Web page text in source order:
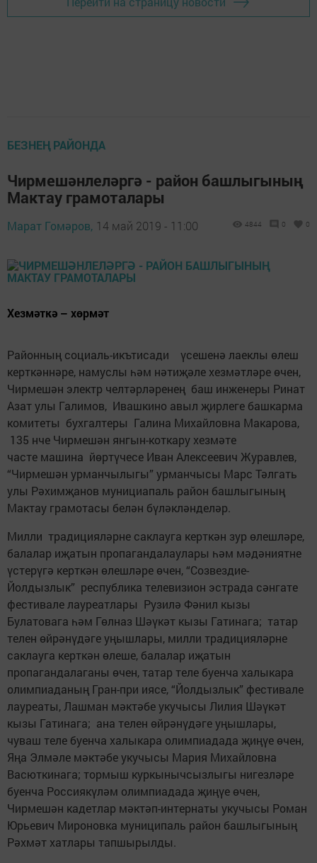
БЕЗНЕҢ РАЙОНДА
Чирмешәнлеләргә - район башлыгының
Мактау грамоталары
Марат Гомәров, 14 май 2019 - 11:00 4844 0 0
Хезмәткә – хөрмәт
Районның социаль-икътисади үсешенә лаеклы өлеш
керткәннәре, намуслы һәм нәтиҗәле хезмәтләре өчен,
Чирмешән электр челтәрләренең баш инженеры Ринат
Азат улы Галимов, Ивашкино авыл җирлеге башкарма
комитеты бухгалтеры Галина Михайловна Макарова,
135 нче Чирмешән янгын-коткару хезмәте
часте машина йөртүчесе Иван Алексеевич Журавлев,
“Чирмешән урманчылыгы” урманчысы Марс Тәлгать
улы Рәхимҗанов мунициапаль район башлыгының
Мактау грамотасы белән бүләкләнделәр.
Милли традицияләрне саклауга керткән зур өлешләре,
балалар иҗатын пропагандалаулары һәм мәдәниятне
үстерүгә керткән өлешләре өчен, “Созвездие-
Йолдызлык” республика телевизион эстрада сәнгате
фестивале лауреатлары Рузилә Фәнил кызы
Булатовага һәм Гөлназ Шәүкәт кызы Гатинага; татар
телен өйрәнүдәге уңышлары, милли традицияләрне
саклауга керткән өлеше, балалар иҗатын
пропагандалаганы өчен, татар теле буенча халыкара
олимпиаданың Гран-при иясе, “Йолдызлык” фестивале
лауреаты, Лашман мәктәбе укучысы Лилия Шәүкәт
кызы Гатинага; ана телен өйрәнүдәге уңышлары,
чуваш теле буенча халыкара олимпиадада җиңүе өчен,
Яңа Элмәле мәктәбе укучысы Мария Михайловна
Васюткинага; тормыш куркынычсызлыгы нигезләре
буенча Россиякүләм олимпиадада җиңүе өчен,
Чирмешән кадетлар мәктәп-интернаты укучысы Роман
Юрьевич Мироновка муниципаль район башлыгының
Рәхмәт хатлары тапшырылды.